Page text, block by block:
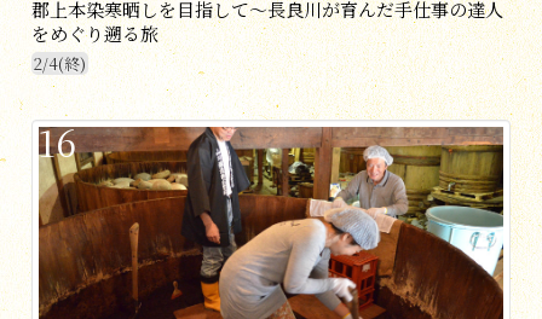
郡上本染寒晒しを目指して〜長良川が育んだ手仕事の達人
をめぐり遡る旅
2/4(終)
16